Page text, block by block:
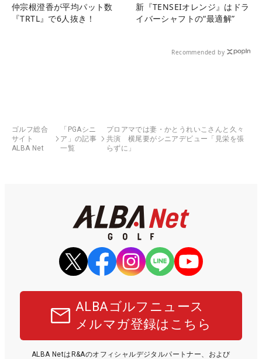
仲宗根澄香が平均パット数
『TRTL』で6人抜き！
新『TENSEIオレンジ』はドラ
イバーシャフトの“最適解”
Recommended by
ゴルフ総合
サイト
ALBA Net
「PGAシニ
ア」の記事
一覧
プロアマでは妻・かとうれいこさんと久々
共演 横尾要がシニアデビュー「見栄を張
らずに」
ALBAゴルフニュース
メルマガ登録はこちら
ALBA NetはR&Aのオフィシャルデジタルパートナー、および